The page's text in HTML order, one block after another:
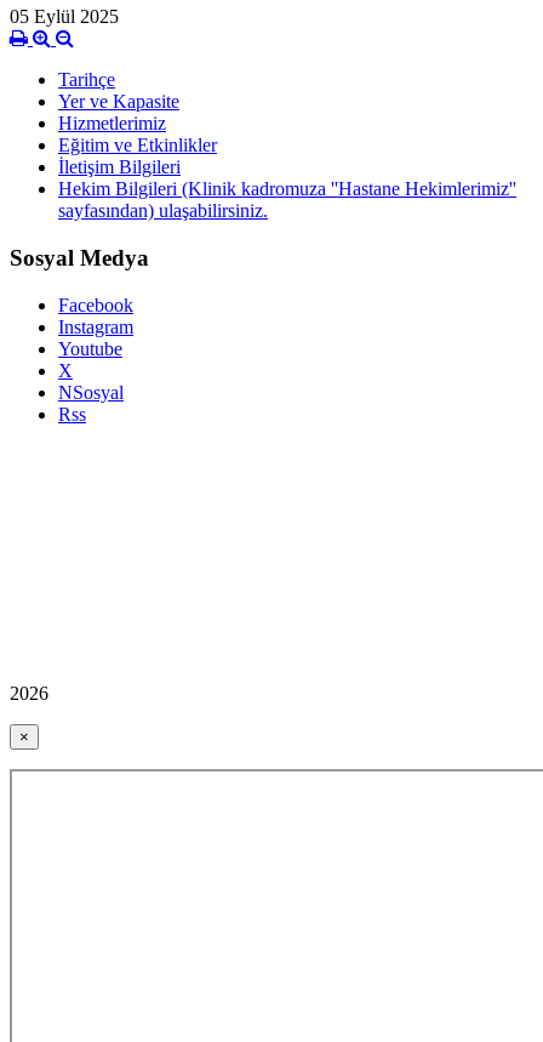
05 Eylül 2025
Tarihçe
Yer ve Kapasite
Hizmetlerimiz
Eğitim ve Etkinlikler
İletişim Bilgileri
Hekim Bilgileri (Klinik kadromuza ''Hastane Hekimlerimiz''
sayfasından) ulaşabilirsiniz.
Sosyal Medya
Facebook
Instagram
Youtube
X
NSosyal
Rss
2026
×